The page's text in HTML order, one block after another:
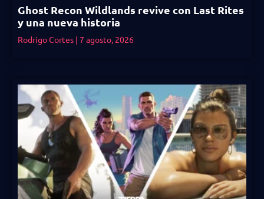
Ghost Recon Wildlands revive con Last Rites
y una nueva historia
Rodrigo Cortes 7 agosto, 2026